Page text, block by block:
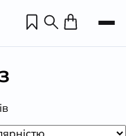
Відсортовано
популярністю